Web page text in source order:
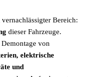
Bereich:
dieser Fahrzeuge.
von
elektrische
und